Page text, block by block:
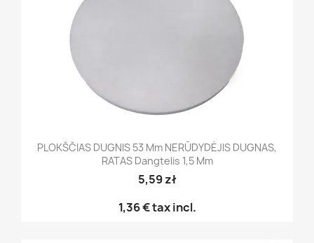
PLOKŠČIAS DUGNIS 53 Mm NERŪDYDĖJIS DUGNAS,
RATAS Dangtelis 1,5 Mm
5,59 zł
1,36 €tax incl.